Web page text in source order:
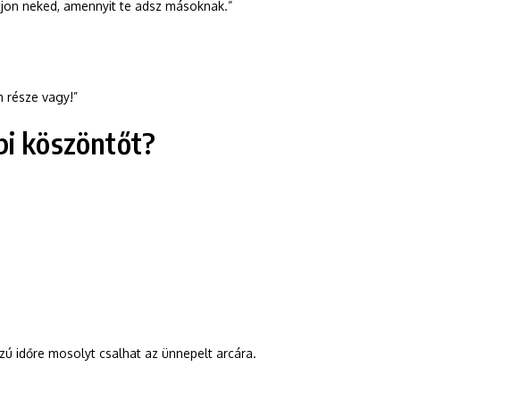
neked, amennyit te adsz másoknak.”
része vagy!”
köszöntőt?
időre mosolyt csalhat az ünnepelt arcára.